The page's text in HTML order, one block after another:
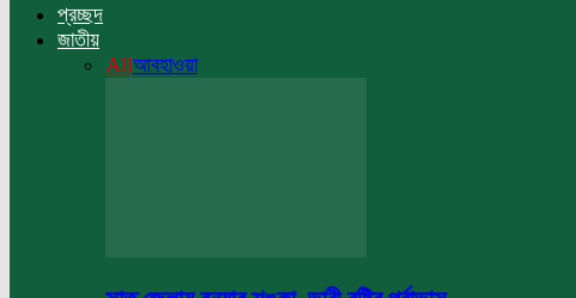
প্রচ্ছদ
জাতীয়
Allআবহাওয়া